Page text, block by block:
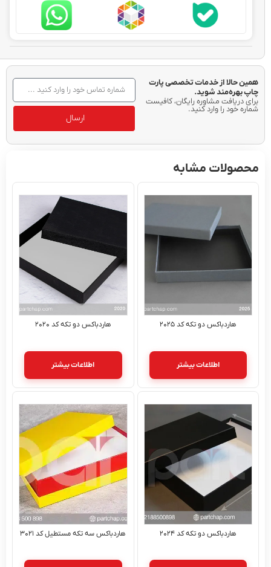
حالا از خدمات تخصصی پارت
شوید.
مشاوره رایگان، کافیست
خود را وارد کنید.
مشابه
هاردباکس دو تکه کد ۲۰۲۵
اطلاعات بیشتر
هاردباکس دو تکه کد ۲۰۲۰
اطلاعات بیشتر
هاردباکس دو تکه کد ۲۰۲۴ هاردباکس سه تکه مستطیل کد ۳۰۲۱